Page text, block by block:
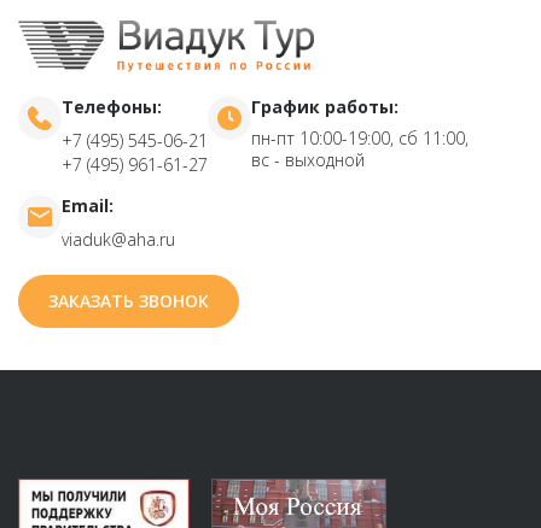
Телефоны:
+7 (495) 545-06-21
+7 (495) 961-61-27
График работы:
пн-пт 10:00-19:00, сб 11:00,
вс - выходной
Email:
viaduk@aha.ru
ЗАКАЗАТЬ ЗВОНОК